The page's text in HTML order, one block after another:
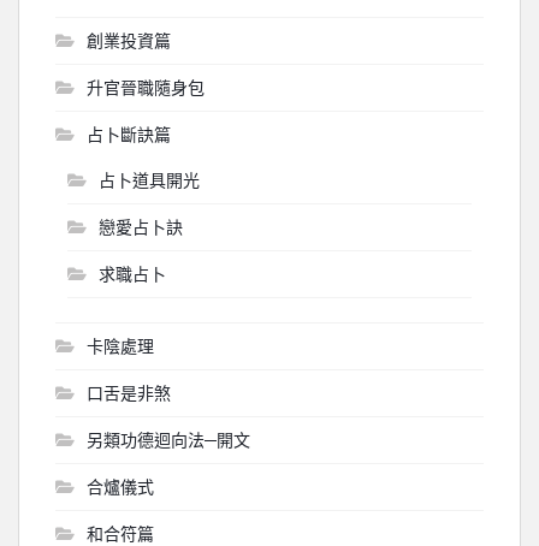
創業投資篇
升官晉職隨身包
占卜斷訣篇
占卜道具開光
戀愛占卜訣
求職占卜
卡陰處理
口舌是非煞
另類功德迴向法─開文
合爐儀式
和合符篇